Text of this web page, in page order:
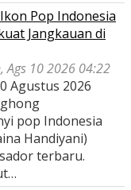
Pop Indonesia
Jangkauan di
Ags 10 2026 04:22
Agustus 2026
pop Indonesia
Handiyani)
terbaru.